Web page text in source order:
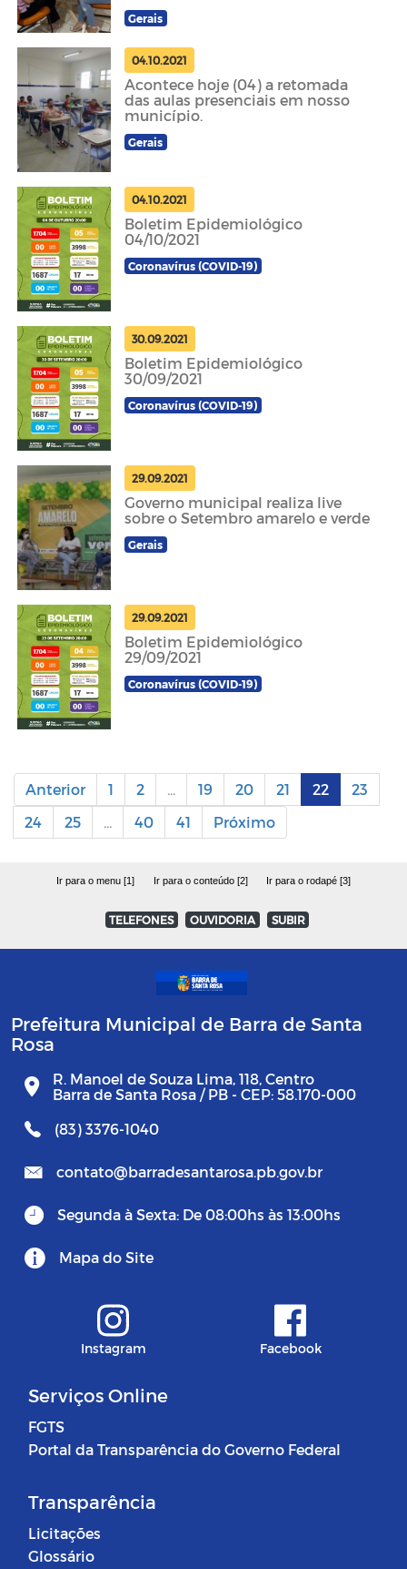
Gerais
04.10.2021
Acontece hoje (04) a retomada
das aulas presenciais em nosso
município.
Gerais
04.10.2021
Boletim Epidemiológico
04/10/2021
Coronavírus (COVID-19)
30.09.2021
Boletim Epidemiológico
30/09/2021
Coronavírus (COVID-19)
29.09.2021
Governo municipal realiza live
sobre o Setembro amarelo e verde
Gerais
29.09.2021
Boletim Epidemiológico
29/09/2021
Coronavírus (COVID-19)
Anterior 1 2 ... 19 20 21 22
23
24
25 ... 40 41 Próximo
Ir para o menu [1] Ir para o conteúdo [2] Ir para o rodapé [3]
TELEFONES OUVIDORIA SUBIR
Prefeitura Municipal de Barra de Santa
Rosa
R. Manoel de Souza Lima, 118, Centro
Barra de Santa Rosa / PB - CEP: 58.170-000
(83) 3376-1040
contato@barradesantarosa.pb.gov.br
Segunda à Sexta: De 08:00hs às 13:00hs
Mapa do Site
Instagram Facebook
Serviços Online
FGTS
Portal da Transparência do Governo Federal
Transparência
Licitações
Glossário